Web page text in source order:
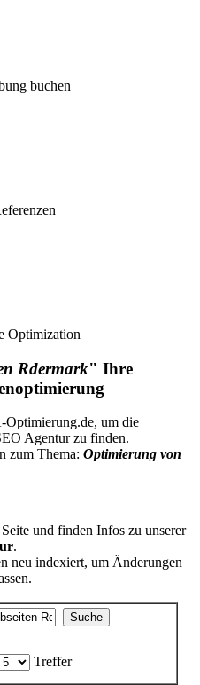
buchen
Optimization
Rdermark" Ihre
Optimierung.de, um die
Agentur zu finden.
zum Thema: Optimierung von
und finden Infos zu unserer
.
neu indexiert, um Änderungen
Treffer